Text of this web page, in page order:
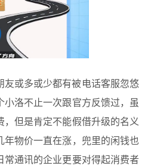
注册
友或多或少都有被电话客服忽悠
洛不止一次跟官方反馈过，虽
但是肯定不能假借升级的名义
年物价一直在涨，兜里的闲钱也
常通讯的企业更要对得起消费者